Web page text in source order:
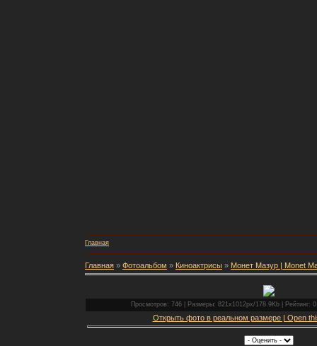
Главная
Главная » Фотоальбом » Киноактрисы » Монет Мазур | Monet
Просмотров: 746 | Размеры: 821x1012px/178.9Kb | Рейтинг:
Открыть фото в реальном размере | Open